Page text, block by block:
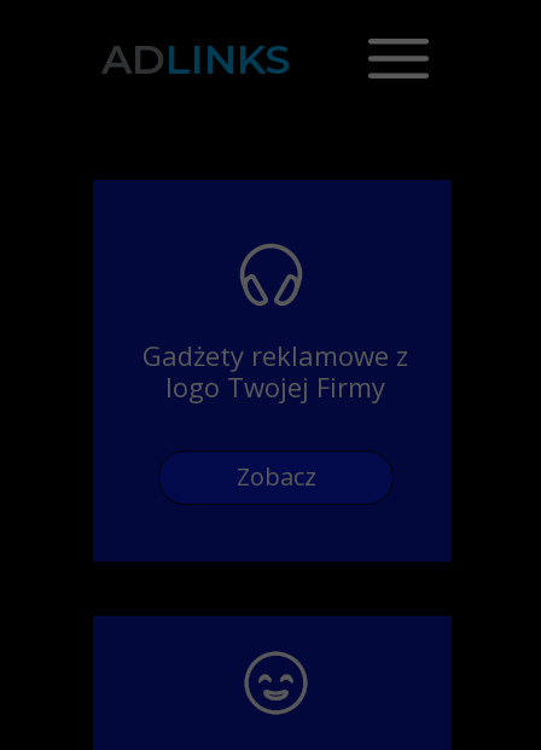
ADLINKS
Gadżety reklamowe z
logo Twojej Firmy
Zobacz